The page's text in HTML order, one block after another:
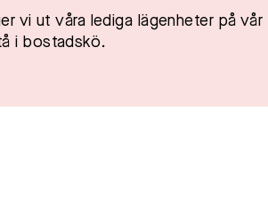
vi ut våra lediga lägenheter på vår
i bostadskö.​